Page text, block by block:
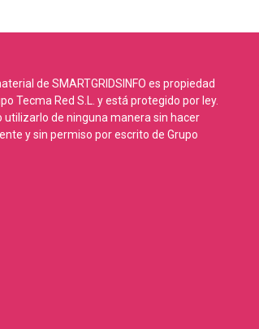
de SMARTGRIDSINFO es propiedad
Tecma Red S.L. y está protegido por ley.
utilizarlo de ninguna manera sin hacer
y sin permiso por escrito de Grupo